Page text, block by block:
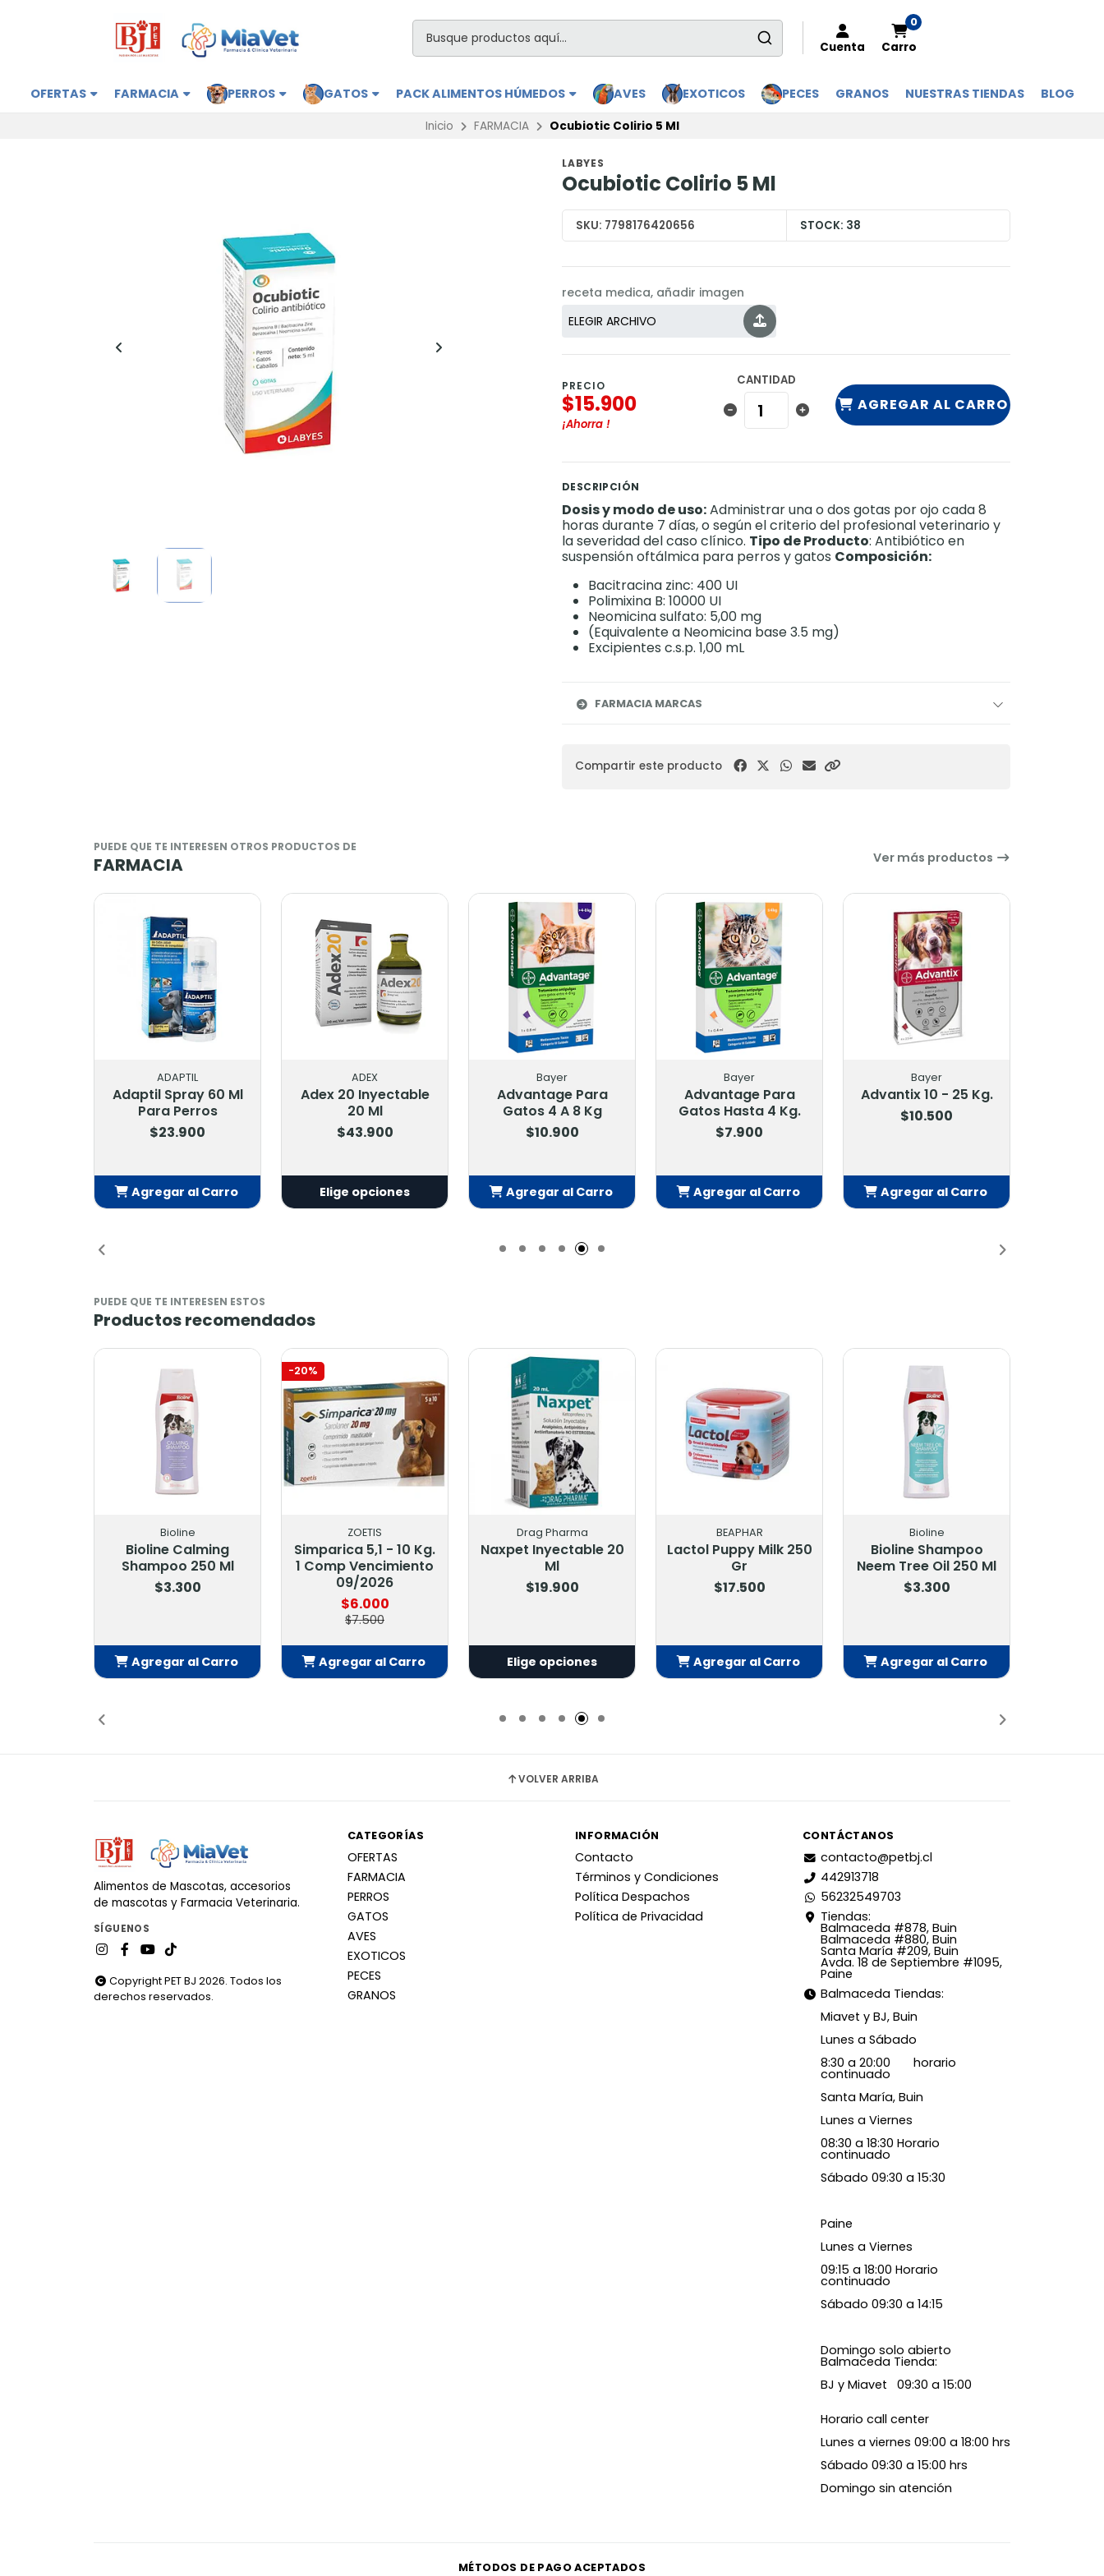
Cuenta
0
Carro
OFERTAS FARMACIA PERROS GATOS PACK ALIMENTOS HÚMEDOS AVES EXOTICOS PECES GRANOS NUESTRAS TIENDAS BLOG
Inicio FARMACIA Ocubiotic Colirio 5 Ml
LABYES
Ocubiotic Colirio 5 Ml
SKU: 7798176420656 STOCK: 38
receta medica, añadir imagen
PRECIO
$15.900
¡Ahorra !
CANTIDAD
AGREGAR AL CARRO
DESCRIPCIÓN
Dosis y modo de uso:Administrar una o dos gotas por ojo cada 8
horas durante 7 días, o según el criterio del profesional veterinario y
la severidad del caso clínico. Tipo de Producto: Antibiótico en
suspensión oftálmica para perros y gatos Composición:
Bacitracina zinc: 400 UI
Polimixina B: 10000 UI
Neomicina sulfato: 5,00 mg
(Equivalente a Neomicina base 3.5 mg)
Excipientes c.s.p. 1,00 mL
FARMACIA MARCAS
Compartir este producto
PUEDE QUE TE INTERESEN OTROS PRODUCTOS DE
FARMACIA Ver más productos
ADAPTIL
Adaptil Spray 60 Ml
Para Perros
$23.900
Agregar al Carro
ADEX
Adex 20 Inyectable
20 Ml
$43.900
Elige opciones
Bayer
Advantage Para
Gatos 4 A 8 Kg
$10.900
Agregar al Carro
Bayer
Advantage Para
Gatos Hasta 4 Kg.
$7.900
Agregar al Carro
Bayer
Advantix 10 - 25 Kg.
$10.500
Agregar al Carro
PUEDE QUE TE INTERESEN ESTOS
Productos recomendados
Bioline
Bioline Calming
Shampoo 250 Ml
$3.300
Agregar al Carro
-20%
ZOETIS
Simparica 5,1 - 10 Kg.
1 Comp Vencimiento
09/2026
$6.000
$7.500
Agregar al Carro
Drag Pharma
Naxpet Inyectable 20
Ml
$19.900
Elige opciones
BEAPHAR
Lactol Puppy Milk 250
Gr
$17.500
Agregar al Carro
Bioline
Bioline Shampoo
Neem Tree Oil 250 Ml
$3.300
Agregar al Carro
VOLVER ARRIBA
Alimentos de Mascotas, accesorios
de mascotas y Farmacia Veterinaria.
SÍGUENOS
Copyright PET BJ 2026. Todos los
derechos reservados.
CATEGORÍAS
OFERTAS
FARMACIA
PERROS
GATOS
AVES
EXOTICOS
PECES
GRANOS
INFORMACIÓN
Contacto
Términos y Condiciones
Política Despachos
Política de Privacidad
CONTÁCTANOS
contacto@petbj.cl
442913718
56232549703
Tiendas:
Balmaceda #878, Buin
Balmaceda #880, Buin
Santa María #209, Buin
Avda. 18 de Septiembre #1095,
Paine
Balmaceda Tiendas:
Miavet y BJ, Buin
Lunes a Sábado
8:30 a 20:00 horario
continuado
Santa María, Buin
Lunes a Viernes
08:30 a 18:30 Horario
continuado
Sábado 09:30 a 15:30
Paine
Lunes a Viernes
09:15 a 18:00 Horario
continuado
Sábado 09:30 a 14:15
Domingo solo abierto
Balmaceda Tienda:
BJ y Miavet 09:30 a 15:00
Horario call center
Lunes a viernes 09:00 a 18:00 hrs
Sábado 09:30 a 15:00 hrs
Domingo sin atención
MÉTODOS DE PAGO ACEPTADOS